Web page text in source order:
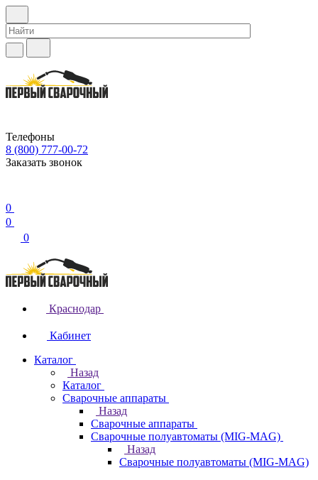
Телефоны
8 (800) 777-00-72
Заказать звонок
0
0
0
Краснодар
Кабинет
Каталог
Назад
Каталог
Сварочные аппараты
Назад
Сварочные аппараты
Сварочные полуавтоматы (MIG-MAG)
Назад
Сварочные полуавтоматы (MIG-MAG)